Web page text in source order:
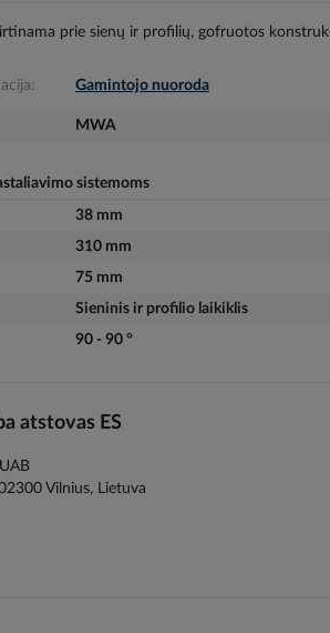
prie sienų ir profilių, gofruotos
Gamintojo nuoroda
MWA
sistemoms
38 mm
310 mm
75 mm
Sieninis ir profilio laikiklis
90 - 90 °
atstovas ES
Vilnius, Lietuva